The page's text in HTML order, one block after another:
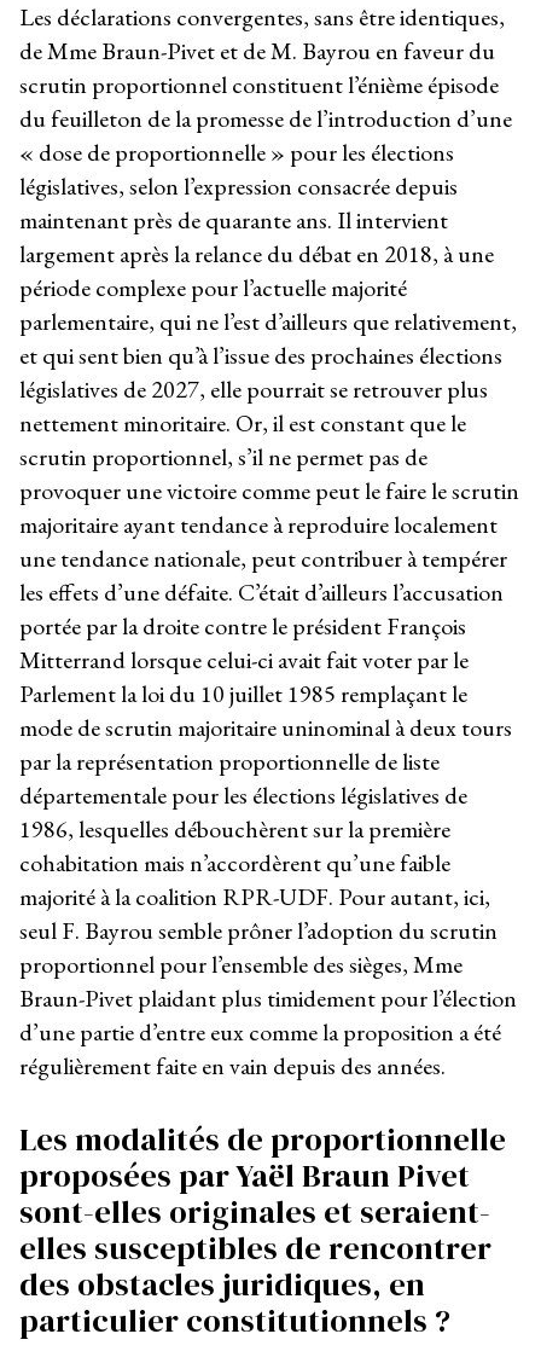
Les déclarations convergentes, sans être identiques,
de Mme Braun-Pivet et de M. Bayrou en faveur du
scrutin proportionnel constituent l’énième épisode
du feuilleton de la promesse de l’introduction d’une
« dose de proportionnelle » pour les élections
législatives, selon l’expression consacrée depuis
maintenant près de quarante ans. Il intervient
largement après la relance du débat en 2018, à une
période complexe pour l’actuelle majorité
parlementaire, qui ne l’est d’ailleurs que relativement,
et qui sent bien qu’à l’issue des prochaines élections
législatives de 2027, elle pourrait se retrouver plus
nettement minoritaire. Or, il est constant que le
scrutin proportionnel, s’il ne permet pas de
provoquer une victoire comme peut le faire le scrutin
majoritaire ayant tendance à reproduire localement
une tendance nationale, peut contribuer à tempérer
les effets d’une défaite. C’était d’ailleurs l’accusation
portée par la droite contre le président François
Mitterrand lorsque celui-ci avait fait voter par le
Parlement la loi du 10 juillet 1985 remplaçant le
mode de scrutin majoritaire uninominal à deux tours
par la représentation proportionnelle de liste
départementale pour les élections législatives de
1986, lesquelles débouchèrent sur la première
cohabitation mais n’accordèrent qu’une faible
majorité à la coalition RPR-UDF. Pour autant, ici,
seul F. Bayrou semble prôner l’adoption du scrutin
proportionnel pour l’ensemble des sièges, Mme
Braun-Pivet plaidant plus timidement pour l’élection
d’une partie d’entre eux comme la proposition a été
régulièrement faite en vain depuis des années.
Les modalités de proportionnelle
proposées par Yaël Braun Pivet
sont-elles originales etseraient-
elles susceptibles de rencontrer
des obstacles juridiques, en
particulier constitutionnels ?